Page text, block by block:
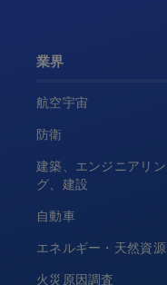
業界
航空宇宙
防衛
建築、エンジニアリン
グ、建設
自動車
エネルギー・天然資源
火災原因調査